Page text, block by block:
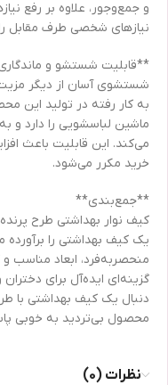
و جمع‌وجور، علاوه بر رفع
نیازهای شخصی طرف مقابل
**قابلیت شستشو و
شستشوی آسان از دیگر
به کار رفته در تولید
ماشین لباسشویی را دارد و
می‌کند. این قابلیت باعث
خرید مکرر می‌شود.
**جمع‌بندی**
یک کیف بهداشتی را
منحصربه‌فرد، ابعاد مناسب
گزینه‌ای ایده‌آل برای
دنبال یک کیف بهداشتی با
محصول بی‌تردید به خوبی
نظرات (0)